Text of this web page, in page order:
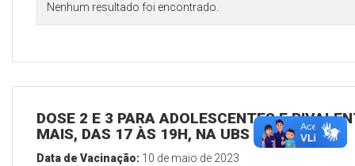
Nenhum resultado foi encontrado.
DOSE 2 E 3 PARA ADOLESCENTES E
MAIS, DAS 17 ÀS 19H, NA UBS SEDE
Data de Vacinação: 10 de maio de 2023